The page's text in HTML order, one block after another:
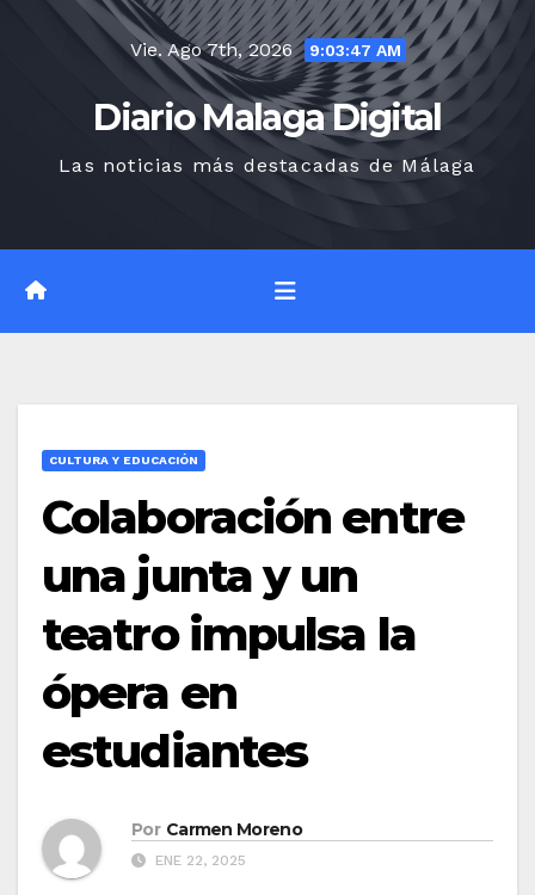
Vie. Ago 7th, 2026 9:03:48 AM
Diario Malaga Digital
Las noticias más destacadas de Málaga
CULTURA Y EDUCACIÓN
Colaboración entre
una junta y un
teatro impulsa la
ópera en
estudiantes
Por Carmen Moreno
ENE 22, 2025